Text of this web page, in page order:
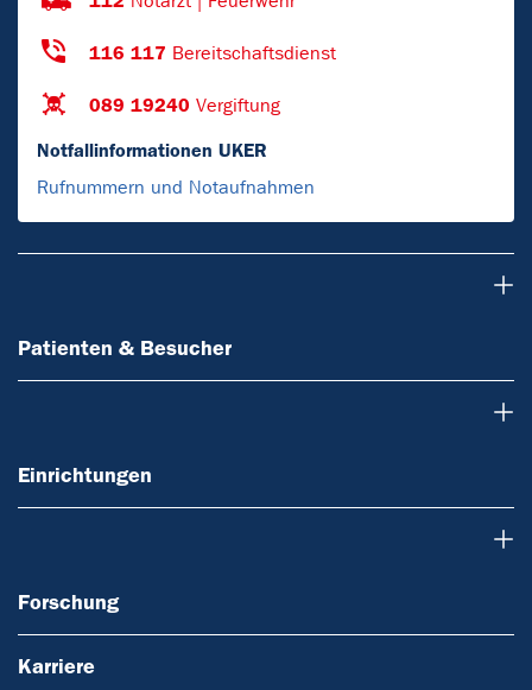
116 117 Bereitschaftsdienst
089 19240 Vergiftung
Notfallinformationen UKER
Rufnummern und Notaufnahmen
Patienten & Besucher
Einrichtungen
Forschung
Karriere